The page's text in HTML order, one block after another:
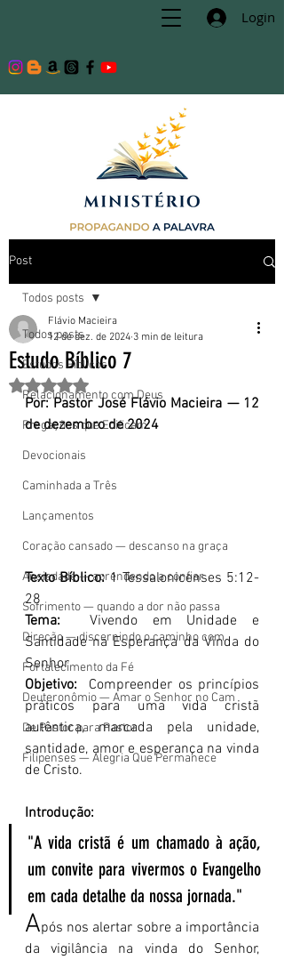
Login
Post
Todos posts
Estudos Bíblicos
Relacionamento com Deus
Pregações que Edificam
Devocionais
Caminhada a Três
Lançamentos
Coração cansado — descanso na graça
Ansiedade — aprendendo a confiar
Sofrimento — quando a dor não passa
Direção — discernindo o caminho com
Fortalecimento da Fé
Deuteronômio — Amar o Senhor no Cam
De Pastor para Pastor
Filipenses — Alegria Que Permanece
Todos posts
Estudo Bíblico 7
Flávio Macieira
12 de dez. de 2024 3 min de leitura
Avaliado com NaN de 5 estrelas.
Por: Pastor José Flávio Macieira — 12
de dezembro de 2024
Texto Bíblico: 1 Tessalonicenses 5:12-
28
Tema: Vivendo em Unidade e
Santidade na Esperança da Vinda do
Senhor
Objetivo: Compreender os princípios
práticos para uma vida cristã
autêntica, marcada pela unidade,
santidade, amor e esperança na vinda
de Cristo.
Introdução:
"A vida cristã é um chamado à ação,
um convite para vivermos o Evangelho
em cada detalhe da nossa jornada."
Após nos alertar sobre a importância
da vigilância na vinda do Senhor,